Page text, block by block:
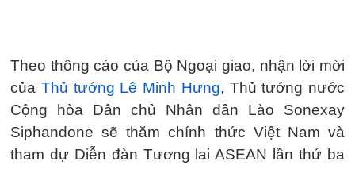
Theo thông cáo của Bộ Ngoại giao, nhận lời mời
của Thủ tướng Lê Minh Hưng, Thủ tướng nước
Cộng hòa Dân chủ Nhân dân Lào Sonexay
Siphandone sẽ thăm chính thức Việt Nam và
tham dự Diễn đàn Tương lai ASEAN lần thứ ba